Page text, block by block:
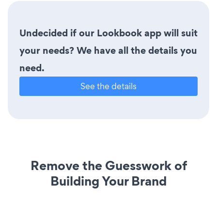
Undecided if our Lookbook app will suit
your needs? We have all the details you
need.
See the details
Remove the Guesswork of
Building Your Brand